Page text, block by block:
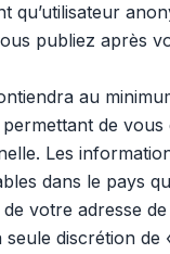
qu’utilisateur
publiez après
au
de
Les
dans le pays
de votre adresse
seule discrétion